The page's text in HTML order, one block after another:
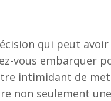
qui peut
vous embarquer
intimidant de
non seulement